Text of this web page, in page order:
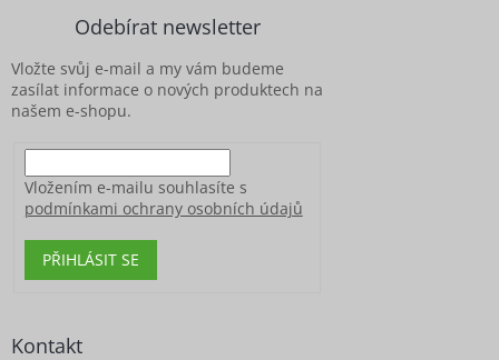
Odebírat newsletter
Vložte svůj e-mail a my vám budeme
zasílat informace o nových produktech na
našem e-shopu.
Vložením e-mailu souhlasíte s
podmínkami ochrany osobních údajů
PŘIHLÁSIT SE
Kontakt